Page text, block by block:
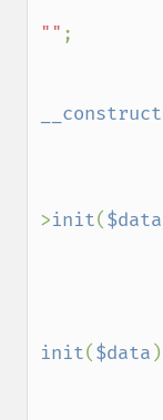
"" ;
__construct
>init($data
init($data )